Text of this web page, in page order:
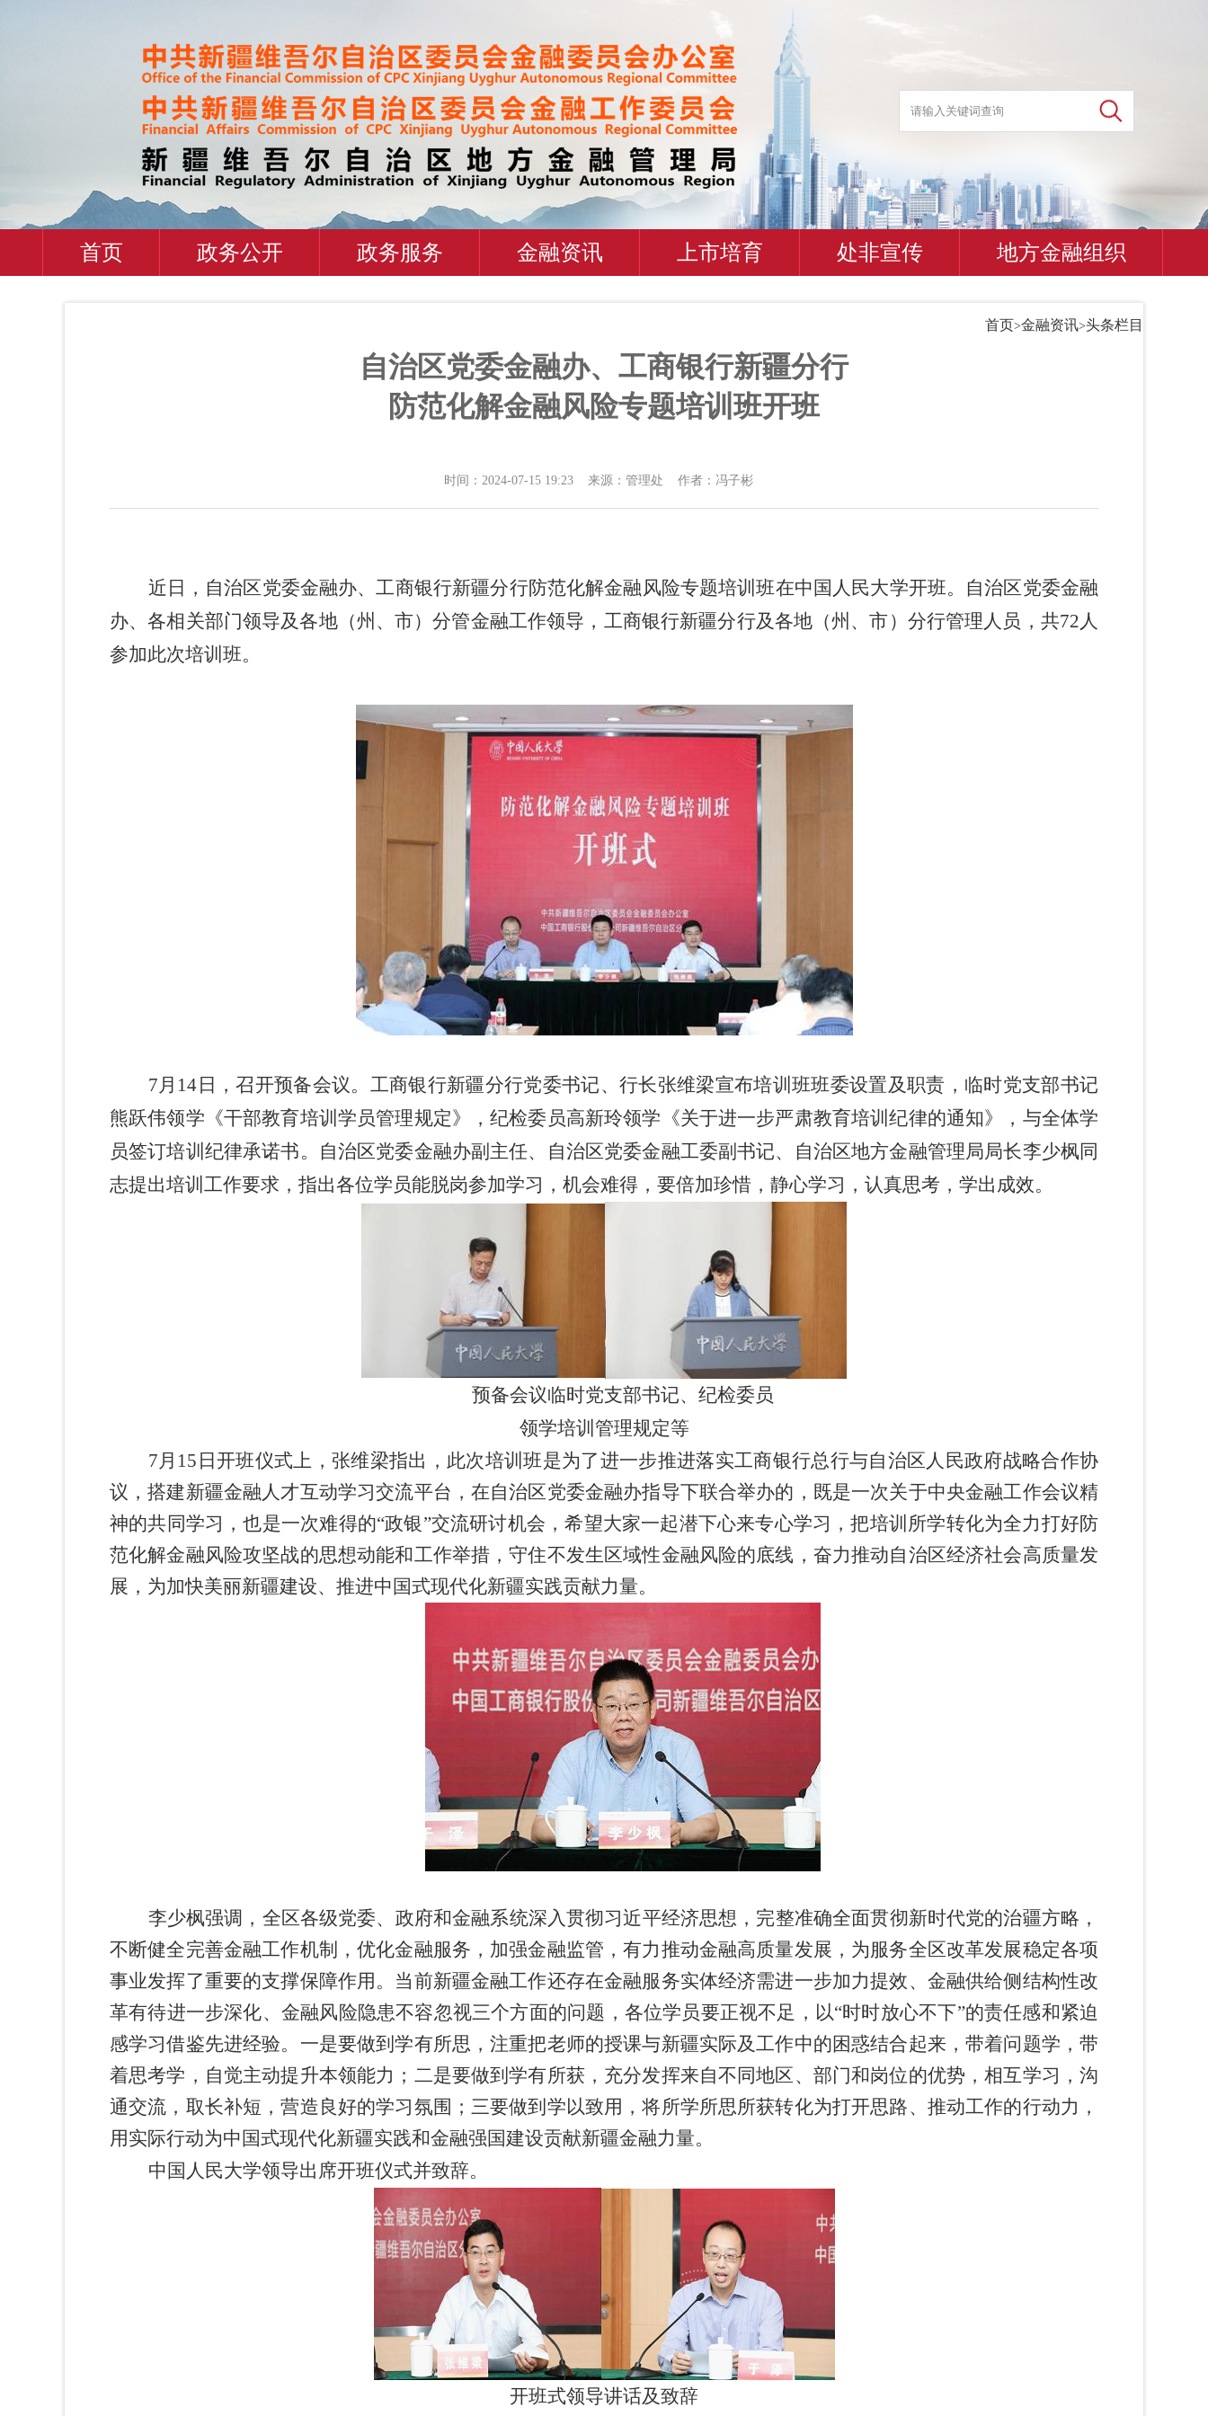
首页 政务公开 政务服务 金融资讯 上市培育 处非宣传 地方金融组织
首页>金融资讯>头条栏目
自治区党委金融办、工商银行新疆分行
防范化解金融风险专题培训班开班
时间：2024-07-15 19:23 来源：管理处 作者：冯子彬
近日，自治区党委金融办、工商银行新疆分行防范化解金融风险专题培训班在中国人民大学开班。自治区党委金融
办、各相关部门领导及各地（州、市）分管金融工作领导，工商银行新疆分行及各地（州、市）分行管理人员，共72人
参加此次培训班。
7月 14 日 ，召开预备会议。工商银行新疆分行党委书记、行长张维梁宣布培训班班委设置及职责，临时党支部书记
熊跃伟领学《干部教育培训学员管理规定》，纪检委员高新玲领学《关于进一步严肃教育培训纪律的通知》，与全体学
员签订培训纪律承诺书。自治区党委金融办副主任、自治区党委金融工委副书记、自治区地方金融管理局局长李少枫同
志提出培训工作要求，指出各位学员能脱岗参加学习，机会难得，要倍加珍惜，静心学习，认真思考，学出成效。
预备会议临时党支部书记、纪检委员
领学培训管理规定等
7月 15 日 开班仪式上，张维梁指出，此次培训班是为了进一步推进落实工商银行总行与自治区人民政府战略合作协
议，搭建新疆金融人才互动学习交流平台，在自治区党委金融办指导下联合举办的，既是一次关于中央金融工作会议精
神的共同学习，也是一次难得的“政银”交流研讨机会，希望大家一起潜下心来专心学习，把培训所学转化为全力打好防
范化解金融风险攻坚战的思想动能和工作举措，守住不发生区域性金融风险的底线，奋力推动自治区经济社会高质量发
展，为加快美丽新疆建设、推进中国式现代化新疆实践贡献力量。
李少枫强调，全区各级党委、政府和金融系统深入贯彻习近平经济思想，完整准确全面贯彻新时代党的治疆方略，
不断健全完善金融工作机制，优化金融服务，加强金融监管，有力推动金融高质量发展，为服务全区改革发展稳定各项
事业发挥了重要的支撑保障作用。当前新疆金融工作还存在金融服务实体经济需进一步加力提效、金融供给侧结构性改
革有待进一步深化、金融风险隐患不容忽视三个方面的问题，各位学员要正视不足，以“时时放心不下”的责任感和紧迫
感学习借鉴先进经验。一是要做到学有所思，注重把老师的授课与新疆实际及工作中的困惑结合起来，带着问题学，带
着思考学，自觉主动提升本领能力；二是要做到学有所获，充分发挥来自不同地区、部门和岗位的优势，相互学习，沟
通交流，取长补短，营造良好的学习氛围；三要做到学以致用，将所学所思所获转化为打开思路、推动工作的行动力，
用实际行动为中国式现代化新疆实践和金融强国建设贡献新疆金融力量。
中国人民大学领导出席开班仪式并致辞。
开班式领导讲话及致辞